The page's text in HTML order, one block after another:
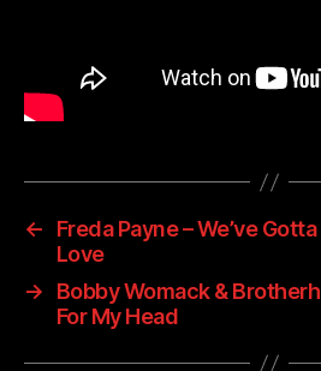
←
Freda Payne – We’ve
Love
→
Bobby Womack &
For My Head